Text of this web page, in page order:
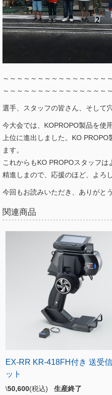
～～～～～～～～～～～～～～～
～～～～～～～～～～～～～～～
選手、スタッフの皆さん、そして
今大会では、KOPROPO製品を使
上位に進出しました。 KO PROPO
ます。
これからもKO PROPOスタッフは
精進しまので、応援のほど、よろ
今回もお読みいただき、ありがと
関連商品
EX-RR KR-418FH付き 送受
ット
\50,600(税込) 生産終了